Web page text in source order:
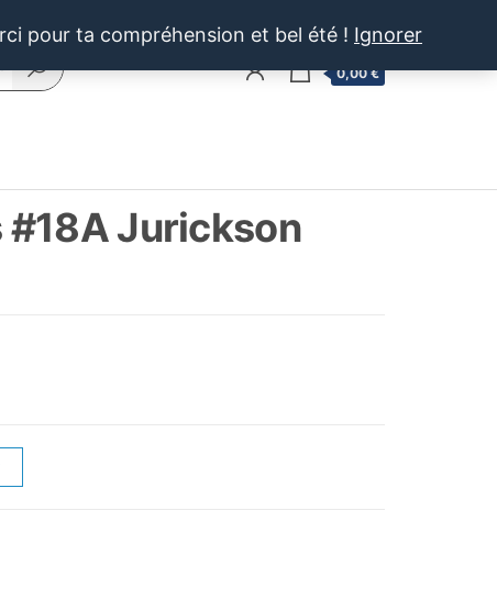
pour ta compréhension et bel été ! Ignorer
0,00 €
#18A Jurickson